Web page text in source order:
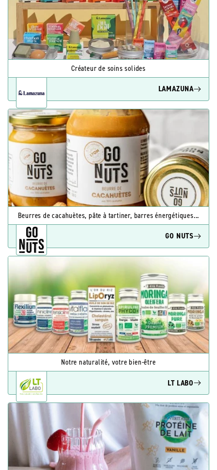
Créateur de soins solides
LAMAZUNA
Beurres de cacahuètes, pâte à tartiner, barres énergétiques...
GO NUTS
Notre naturalité, votre bien-être
LT LABO